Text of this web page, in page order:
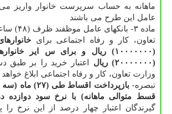
ماهانه به حساب سرپرست خانوار واریز می
عامل این طرح می باشند
ماده ۳-
تعاون، كار و رفاه اجتماعی برای
(۱۰۰۰۰۰۰۰) ریال و برای س ایر
(۲۰۰۰۰۰۰۰) ریال
اعتبار خرید را بر طبق
وزارت تعاون، كار و رفاه اجتماعی ابلاغ خواهد
تبصره-
قسط متوالی ماهانه) با نرخ سود دوازده
گیرندگان اعتبار چهار درصد از این نرخ